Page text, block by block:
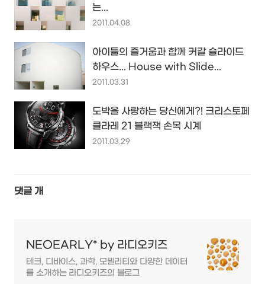
는...
2011.04.08
아이들의 즐거움과 함께 커갈 슬라이드
하우스... House with Slide...
2011.03.31
도박을 사랑하는 당신에게?! 크리스토페
클라레 21 블랙잭 손목 시계
2011.03.29
댓글 개
NEOEARLY* by 라디오키즈
테크, 디바이스, 과학, 모빌리티와 다양한 데이터
를 소개하는 라디오키즈의 블로그